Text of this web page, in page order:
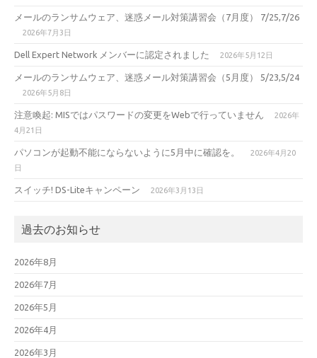
メールのランサムウェア、迷惑メール対策講習会（7月度） 7/25,7/26
2026年7月3日
Dell Expert Network メンバーに認定されました 2026年5月12日
メールのランサムウェア、迷惑メール対策講習会（5月度） 5/23,5/24
2026年5月8日
注意喚起: MISではパスワードの変更をWebで行っていません
2026年
4月21日
パソコンが起動不能にならないように5月中に確認を。
2026年4月20
日
スイッチ! DS-Liteキャンペーン 2026年3月13日
過去のお知らせ
2026年8月
2026年7月
2026年5月
2026年4月
2026年3月